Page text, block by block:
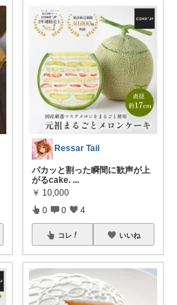
Ressar Tail
パカッと割った瞬間に歓声が上
がるcake. ...
￥ 10,000
0 0 4
コレ いいね